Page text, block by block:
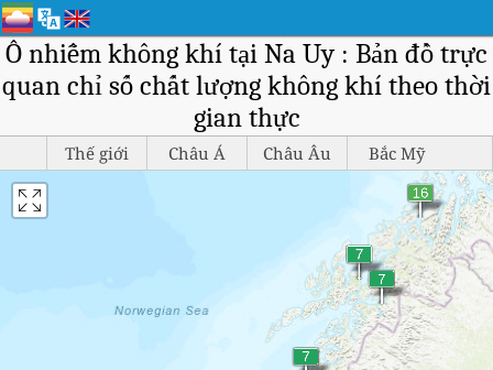
Ô nhiễm không khí tại Na Uy : Bản đồ trực
quan chỉ số chất lượng không khí theo thời
gian thực
Thế giới Châu Á Châu Âu Bắc Mỹ